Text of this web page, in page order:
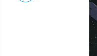
将补给
可根据